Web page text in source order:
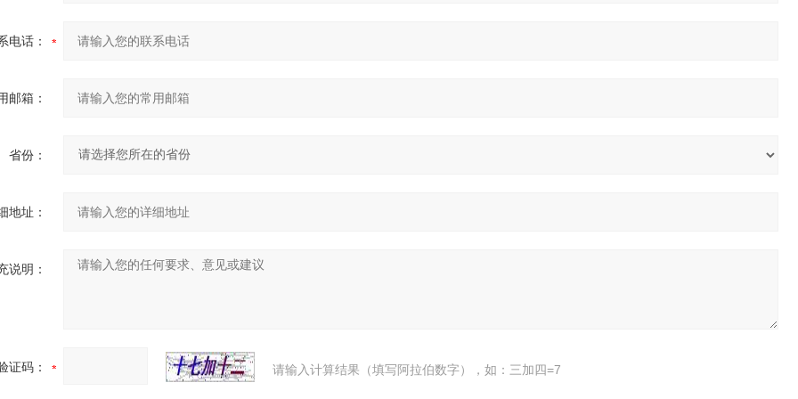
电话：
邮箱：
省份：
地址：
说明：
证码： 请输入计算结果（填写阿拉伯数字），如：三加四=7